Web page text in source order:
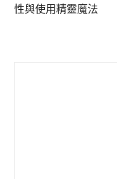
性與使用精靈魔法